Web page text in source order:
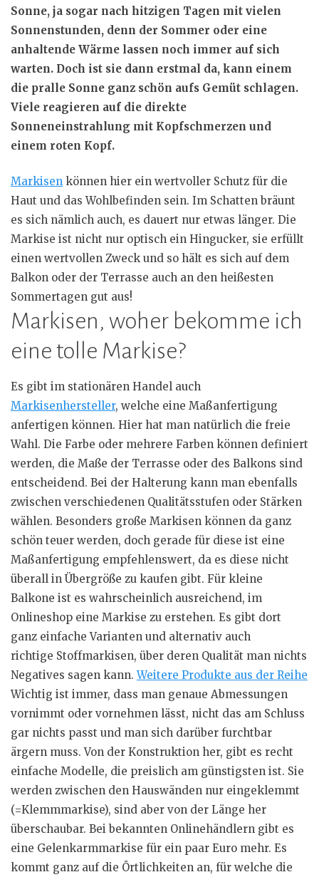
Sonne, ja sogar nach hitzigen Tagen mit vielen
Sonnenstunden, denn der Sommer oder eine
anhaltende Wärme lassen noch immer auf sich
warten. Doch ist sie dann erstmal da, kann einem
die pralle Sonne ganz schön aufs Gemüt schlagen.
Viele reagieren auf die direkte
Sonneneinstrahlung mit Kopfschmerzen und
einem roten Kopf.
Markisen können hier ein wertvoller Schutz für die
Haut und das Wohlbefinden sein. Im Schatten bräunt
es sich nämlich auch, es dauert nur etwas länger. Die
Markise ist nicht nur optisch ein Hingucker, sie erfüllt
einen wertvollen Zweck und so hält es sich auf dem
Balkon oder der Terrasse auch an den heißesten
Sommertagen gut aus!
Markisen, woher bekomme ich
eine tolle Markise?
Es gibt im stationären Handel auch
Markisenhersteller, welche eine Maßanfertigung
anfertigen können. Hier hat man natürlich die freie
Wahl. Die Farbe oder mehrere Farben können definiert
werden, die Maße der Terrasse oder des Balkons sind
entscheidend. Bei der Halterung kann man ebenfalls
zwischen verschiedenen Qualitätsstufen oder Stärken
wählen. Besonders große Markisen können da ganz
schön teuer werden, doch gerade für diese ist eine
Maßanfertigung empfehlenswert, da es diese nicht
überall in Übergröße zu kaufen gibt. Für kleine
Balkone ist es wahrscheinlich ausreichend, im
Onlineshop eine Markise zu erstehen. Es gibt dort
ganz einfache Varianten und alternativ auch
richtige Stoffmarkisen, über deren Qualität man nichts
Negatives sagen kann.Weitere Produkte aus der Reihe
Wichtig ist immer, dass man genaue Abmessungen
vornimmt oder vornehmen lässt, nicht das am Schluss
gar nichts passt und man sich darüber furchtbar
ärgern muss. Von der Konstruktion her, gibt es recht
einfache Modelle, die preislich am günstigsten ist. Sie
werden zwischen den Hauswänden nur eingeklemmt
(=Klemmmarkise), sind aber von der Länge her
überschaubar. Bei bekannten Onlinehändlern gibt es
eine Gelenkarmmarkise für ein paar Euro mehr. Es
kommt ganz auf die Örtlichkeiten an, für welche die